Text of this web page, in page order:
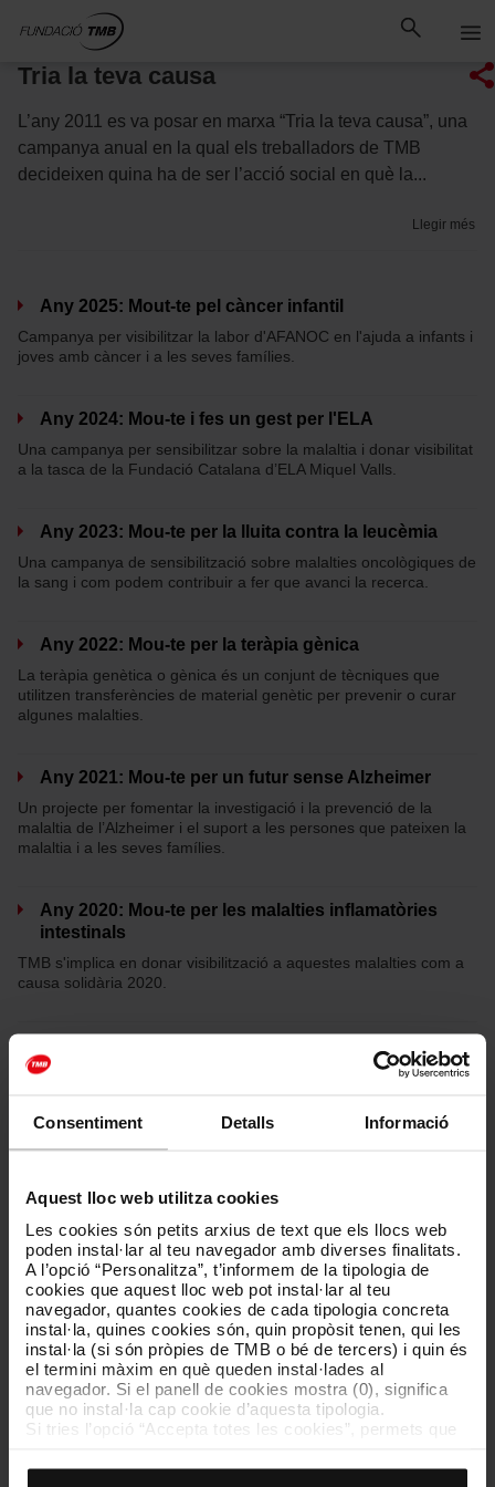
Consentiment Detalls Informació
Aquest lloc web utilitza cookies
Les cookies són petits arxius de text que els llocs web
poden instal·lar al teu navegador amb diverses finalitats.
A l’opció “Personalitza”, t’informem de la tipologia de
cookies que aquest lloc web pot instal·lar al teu
navegador, quantes cookies de cada tipologia concreta
instal·la, quines cookies són, quin propòsit tenen, qui les
instal·la (si són pròpies de TMB o bé de tercers) i quin és
el termini màxim en què queden instal·lades al
navegador. Si el panell de cookies mostra (0), significa
que no instal·la cap cookie d’aquesta tipologia.
Si tries l’opció “Accepta totes les cookies”, permets que
El selector que es troba a la dreta de cada tipologia de
Salta al contingut principal
al
Tria la teva causa
L’any 2011 es va posar en marxa “Tria la teva causa”, una
campanya anual en la qual els treballadors de TMB
decideixen quina ha de ser l’acció social en què la...
Llegir més
Any 2025: Mout-te pel càncer infantil
Campanya per visibilitzar la labor d'AFANOC en l'ajuda a infants i
joves amb càncer i a les seves famílies.
Any 2024: Mou-te i fes un gest per l'ELA
Una campanya per sensibilitzar sobre la malaltia i donar visibilitat
a la tasca de la Fundació Catalana d’ELA Miquel Valls.
Any 2023: Mou-te per la lluita contra la leucèmia
Una campanya de sensibilització sobre malalties oncològiques de
la sang i com podem contribuir a fer que avanci la recerca.
Any 2022: Mou-te per la teràpia gènica
La teràpia genètica o gènica és un conjunt de tècniques que
utilitzen transferències de material genètic per prevenir o curar
algunes malalties.
Any 2021: Mou-te per un futur sense Alzheimer
Un projecte per fomentar la investigació i la prevenció de la
malaltia de l’Alzheimer i el suport a les persones que pateixen la
malaltia i a les seves famílies.
Any 2020: Mou-te per les malalties inflamatòries
intestinals
TMB s'implica en donar visibilització a aquestes malalties com a
causa solidària 2020.
derivades de l’exposició a l’amiant
que es poden derivar de l’exposició a l’amiant i fer visibles les
Any 2018: Mou-te per la salut mental
Programa d’accions per sensibilitzar i fer visibles els trastorns
mentals que afecten part de la societat.
Any 2017: Mou-te contra la violència masclista
Programa d'accions de sensibilització contra la violència
masclista al nostre entorn.
Any 2016: Mou-te per les persones amb discapacitat
de conscienciació i difusió sobre els seus drets.